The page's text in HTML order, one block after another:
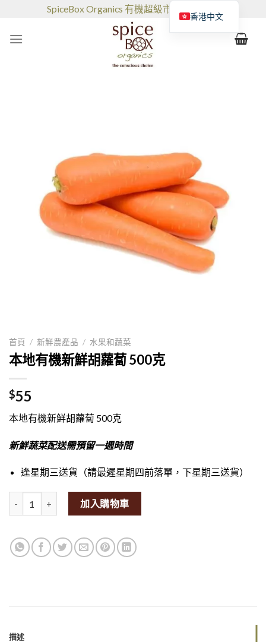
SpiceBox Organics 有機超級市場和咖啡館
首頁 / 新鮮農產品 / 水果和蔬菜
本地有機新鮮胡蘿蔔 500克
$55
本地有機新鮮胡蘿蔔 500克
新鮮蔬菜配送需預留一週時間
逢星期三送貨（請最遲星期四前落單，下星期三送貨）
Local Organic Fresh Carrot 500g量
加入購物車
描述
香港中文